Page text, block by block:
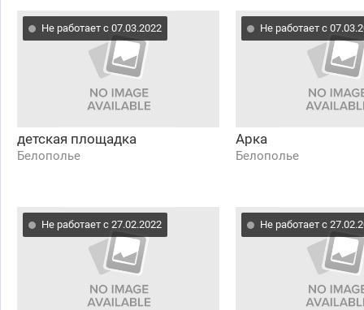
Не работает с 07.03.2022
детская площадка
Белополье
Не работает с
Арка
Белополье
Не работает с 27.02.2022 Не работает с